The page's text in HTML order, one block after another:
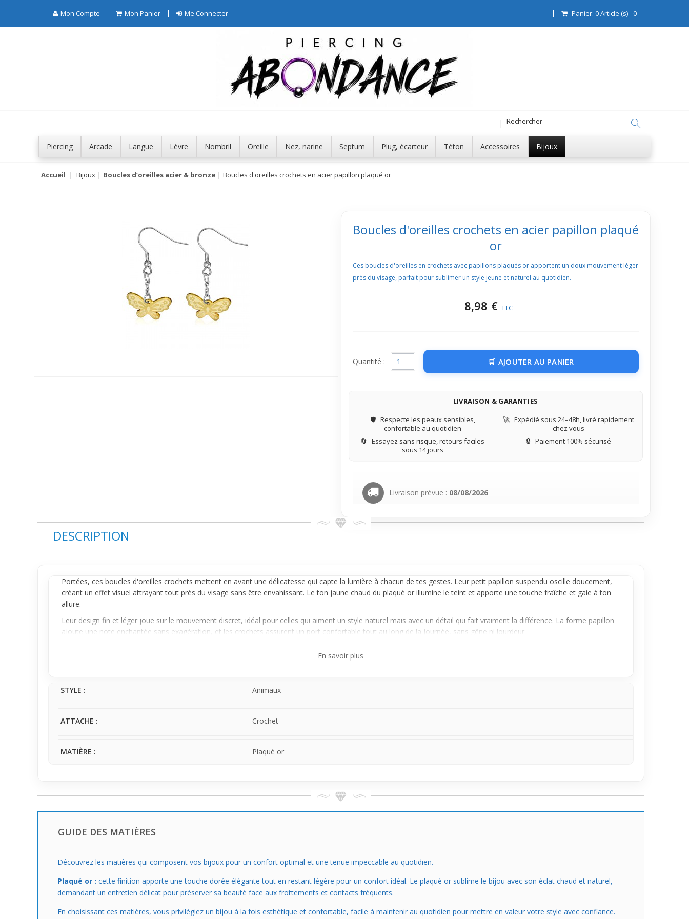
Mon Compte Mon Panier Me Connecter Panier: 0Article (s)-0
Piercing Arcade Langue Lèvre Nombril Oreille Nez, narine Septum Plug, écarteur Téton Accessoires Bijoux
Accueil Bijoux Boucles d’oreilles acier & bronze Boucles d'oreilles crochets en acier papillon plaqué or
Boucles d'oreilles crochets en acier papillon plaqué
or
Ces boucles d'oreilles en crochets avec papillons plaqués or apportent un doux mouvement léger
près du visage, parfait pour sublimer un style jeune et naturel au quotidien.
8,98 € TTC
Quantité : AJOUTER AU PANIER
LIVRAISON & GARANTIES
🛡️ Respecte les peaux sensibles,
confortable au quotidien
🚀 Expédié sous 24–48h, livré rapidement
chez vous
🔄 Essayez sans risque, retours faciles
sous 14 jours
🔒 Paiement 100% sécurisé
Livraison prévue : 08/08/2026
DESCRIPTION
Portées, ces boucles d'oreilles crochets mettent en avant une délicatesse qui capte la lumière à chacun de tes gestes. Leur petit papillon suspendu oscille doucement,
créant un effet visuel attrayant tout près du visage sans être envahissant. Le ton jaune chaud du plaqué or illumine le teint et apporte une touche fraîche et gaie à ton
allure.
Leur design fin et léger joue sur le mouvement discret, idéal pour celles qui aiment un style naturel mais avec un détail qui fait vraiment la différence. La forme papillon
ajoute une note enchantée sans exagération, et les crochets assurent un port confortable tout au long de la journée, sans gêne ni lourdeur.
ou pour égayer un look un peu plus neutre, elles accompagnent bien les journées actives et les week-ends. Adoptées au quotidien, elles offrent une dose de charme
En savoir plus
STYLE : Animaux
ATTACHE : Crochet
MATIÈRE : Plaqué or
GUIDE DES MATIÈRES
Découvrez les matières qui composent vos bijoux pour un confort optimal et une tenue impeccable au quotidien.
Plaqué or : cette finition apporte une touche dorée élégante tout en restant légère pour un confort idéal. Le plaqué or sublime le bijou avec son éclat chaud et naturel,
demandant un entretien délicat pour préserver sa beauté face aux frottements et contacts fréquents.
En choisissant ces matières, vous privilégiez un bijou à la fois esthétique et confortable, facile à maintenir au quotidien pour mettre en valeur votre style avec confiance.